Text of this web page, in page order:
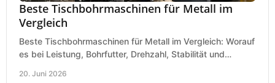
Beste Tischbohrmaschinen für Metall im
Vergleich
Beste Tischbohrmaschinen für Metall im Vergleich: Worauf
es bei Leistung, Bohrfutter, Drehzahl, Stabilität und
20. Juni 2026